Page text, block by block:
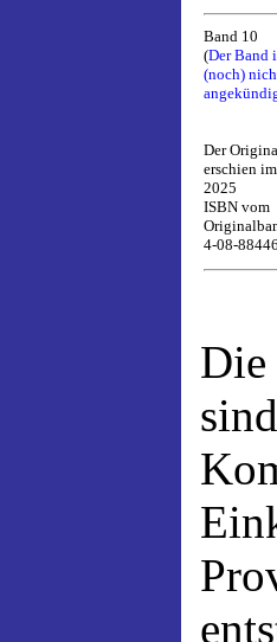
Band 10
(Der Band
(noch)
Der
erschien
2025
ISBN vom
4-08-
Die